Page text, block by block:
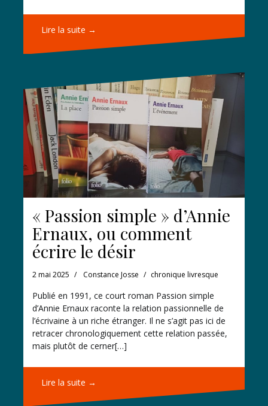
Lire la suite →
« Passion simple » d’Annie
Ernaux, ou comment
écrire le désir
2 mai 2025 Constance Josse chronique livresque
Publié en 1991, ce court roman Passion simple
d’Annie Ernaux raconte la relation passionnelle de
l’écrivaine à un riche étranger. Il ne s’agit pas ici de
retracer chronologiquement cette relation passée,
mais plutôt de cerner[…]
Lire la suite →